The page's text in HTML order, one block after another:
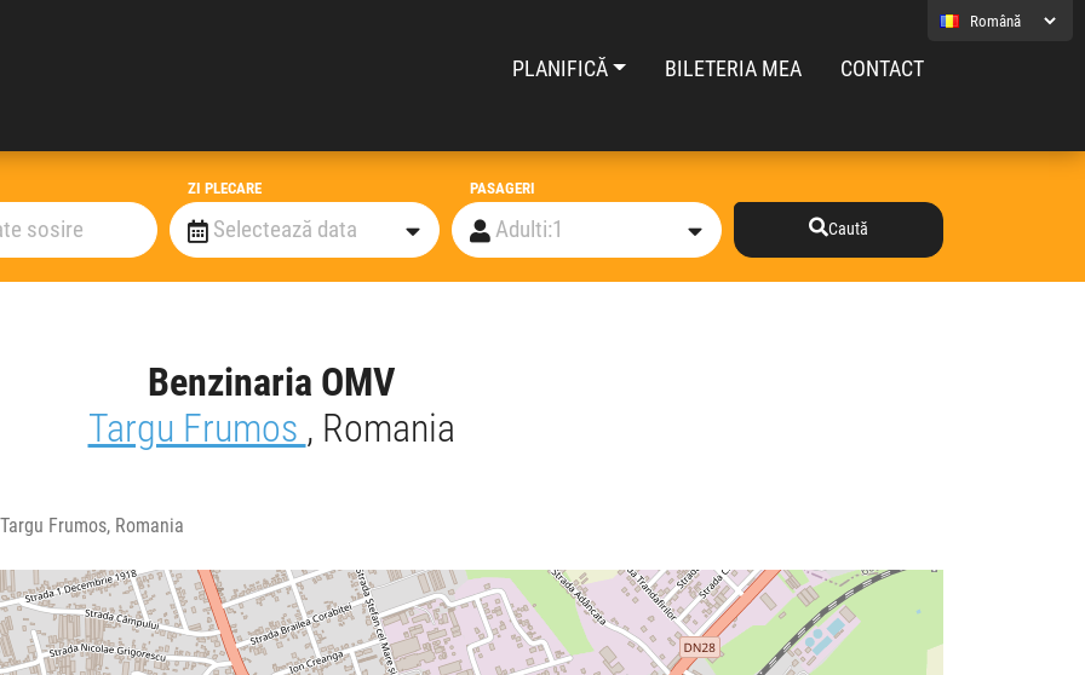
PLANIFICĂ BILETERIA MEA CONTACT
ZI PLECARE PASAGERI
Caută
Benzinaria OMV
Targu Frumos , Romania
Frumos, Romania